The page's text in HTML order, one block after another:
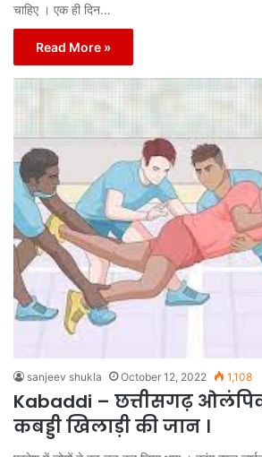
चाहिए । एक ही दिन…
Read More »
sanjeev shukla October 12, 2022 1,108
Kabaddi – छत्तीसगढ़
कबड्डी खिलाड़ी की जान ।